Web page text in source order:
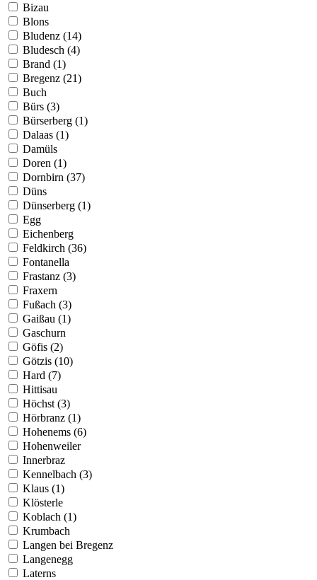
Bizau
Blons
Bludenz (14)
Bludesch (4)
Brand (1)
Bregenz (21)
Buch
Bürs (3)
Bürserberg (1)
Dalaas (1)
Damüls
Doren (1)
Dornbirn (37)
Düns
Dünserberg (1)
Egg
Eichenberg
Feldkirch (36)
Fontanella
Frastanz (3)
Fraxern
Fußach (3)
Gaißau (1)
Gaschurn
Göfis (2)
Götzis (10)
Hard (7)
Hittisau
Höchst (3)
Hörbranz (1)
Hohenems (6)
Hohenweiler
Innerbraz
Kennelbach (3)
Klaus (1)
Klösterle
Koblach (1)
Krumbach
Langen bei Bregenz
Langenegg
Laterns